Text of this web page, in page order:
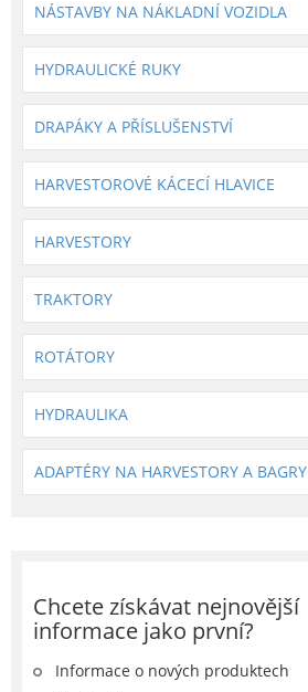
NÁSTAVBY NA NÁKLADNÍ VOZIDLA
HYDRAULICKÉ RUKY
DRAPÁKY A PŘÍSLUŠENSTVÍ
HARVESTOROVÉ KÁCECÍ HLAVICE
HARVESTORY
TRAKTORY
ROTÁTORY
HYDRAULIKA
ADAPTÉRY NA HARVESTORY A BAGRY
Chcete získávat nejnovější
informace jako první?
Informace o nových produktech